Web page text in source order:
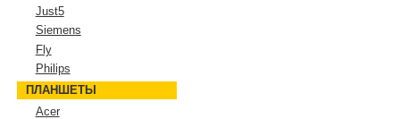
Just5
Siemens
Fly
Philips
ПЛАНШЕТЫ
Acer